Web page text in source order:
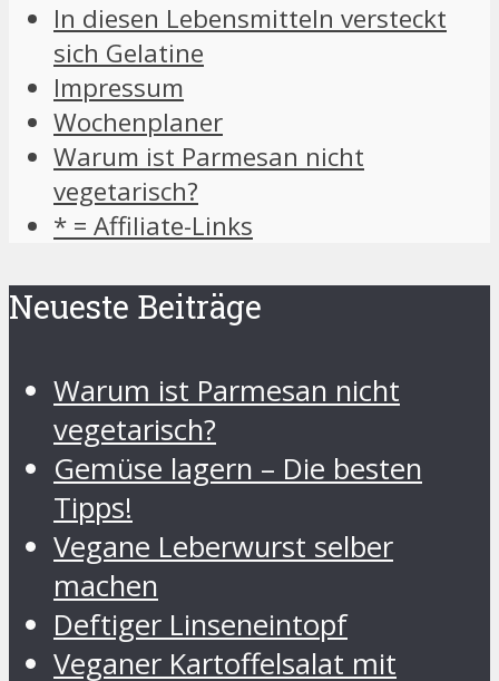
In diesen Lebensmitteln versteckt
sich Gelatine
Impressum
Wochenplaner
Warum ist Parmesan nicht
vegetarisch?
* = Affiliate-Links
Neueste Beiträge
Warum ist Parmesan nicht
vegetarisch?
Gemüse lagern – Die besten
Tipps!
Vegane Leberwurst selber
machen
Deftiger Linseneintopf
Veganer Kartoffelsalat mit